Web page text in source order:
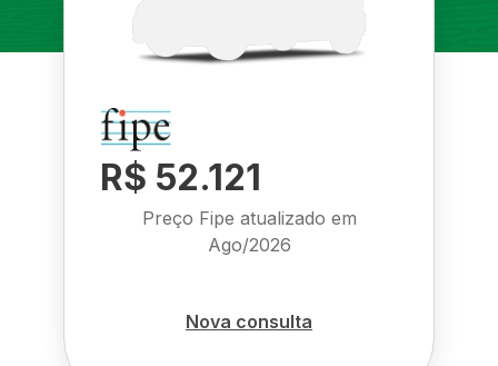
R$ 52.121
Preço Fipe atualizado em
Ago/2026
Nova consulta